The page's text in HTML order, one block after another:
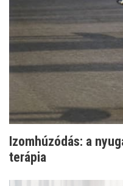
Izomhúzódás: a
terápia